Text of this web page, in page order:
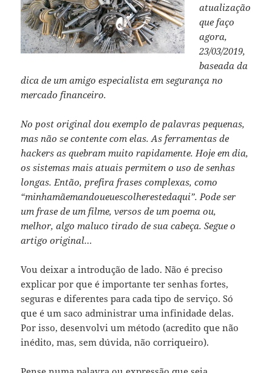
atualização
que faço
agora,
23/03/2019,
baseada da
dica de um amigo especialista em segurança no
mercado financeiro.
No post original dou exemplo de palavras pequenas,
mas não se contente com elas. As ferramentas de
hackers as quebram muito rapidamente. Hoje em dia,
os sistemas mais atuais permitem o uso de senhas
longas. Então, prefira frases complexas, como
“minhamãemandoueuescolherestedaqui”. Pode ser
um frase de um filme, versos de um poema ou,
melhor, algo maluco tirado de sua cabeça. Segue o
artigo original…
Vou deixar a introdução de lado. Não é preciso
explicar por que é importante ter senhas fortes,
seguras e diferentes para cada tipo de serviço. Só
que é um saco administrar uma infinidade delas.
Por isso, desenvolvi um método (acredito que não
inédito, mas, sem dúvida, não corriqueiro).